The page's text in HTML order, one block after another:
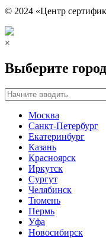
© 2024 «Центр
×
Выберите город
Москва
Санкт-Петербург
Екатеринбург
Казань
Красноярск
Иркутск
Сургут
Челябинск
Тюмень
Пермь
Уфа
Новосибирск